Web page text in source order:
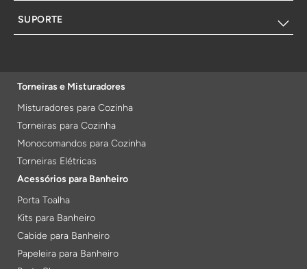
SUPORTE
Torneiras e Misturadores
Misturadores para Cozinha
Torneiras para Cozinha
Monocomandos para Cozinha
Torneiras Elétricas
Acessórios para Banheiro
Porta Toalha
Kits para Banheiro
Cabide para Banheiro
Papeleira para Banheiro